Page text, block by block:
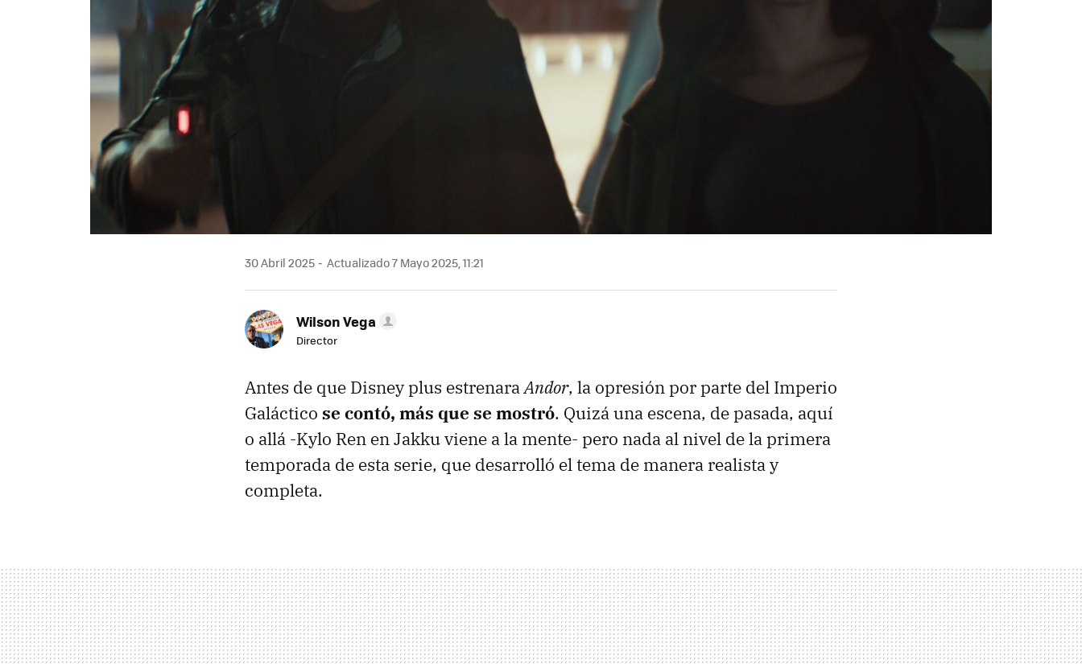
30 Abril 2025 Actualizado 7 Mayo 2025, 11:21
Wilson Vega
Director
Antes de que Disney plus estrenaraAndor, la opresión por parte del Imperio
Galáctico se contó, más que se mostró. Quizá una escena, de pasada, aquí
o allá -Kylo Ren en Jakku viene a la mente- pero nada al nivel de la primera
temporada de esta serie, que desarrolló el tema de manera realista y
completa.